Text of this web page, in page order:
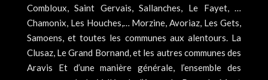
Combloux, Saint Gervais, Sallanches, Le Fayet, …
Chamonix, Les Houches,… Morzine, Avoriaz, Les Gets,
Samoens, et toutes les communes aux alentours. La
Clusaz, Le Grand Bornand, et les autres communes des
Aravis Et d’une manière générale, l’ensemble des